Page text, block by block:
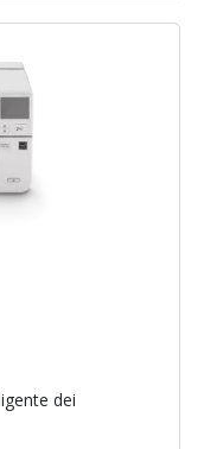
dei